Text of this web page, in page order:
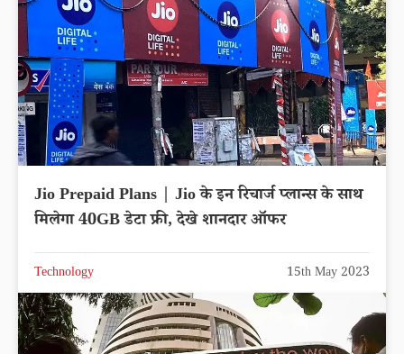
Jio Prepaid Plans | Jio के इन रिचार्ज प्लान्स के साथ
मिलेगा 40GB डेटा फ्री, देखे शानदार ऑफर
Technology 15th May 2023